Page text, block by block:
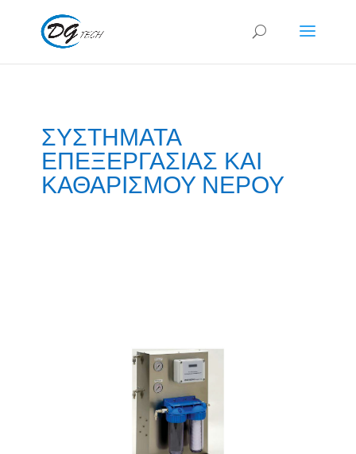
ΣΥΣΤΗΜΑΤΑ
ΕΠΕΞΕΡΓΑΣΙΑΣ ΚΑΙ
ΚΑΘΑΡΙΣΜΟΥ ΝΕΡΟΥ